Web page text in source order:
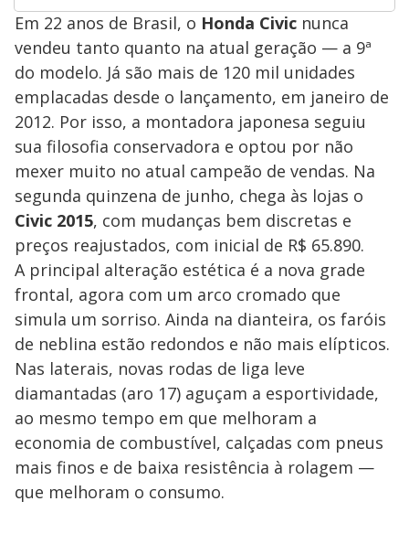
Em 22 anos de Brasil, o Honda Civic nunca
vendeu tanto quanto na atual geração — a 9ª
do modelo. Já são mais de 120 mil unidades
emplacadas desde o lançamento, em janeiro de
2012. Por isso, a montadora japonesa seguiu
sua filosofia conservadora e optou por não
mexer muito no atual campeão de vendas. Na
segunda quinzena de junho, chega às lojas o
Civic 2015, com mudanças bem discretas e
preços reajustados, com inicial de R$ 65.890.
A principal alteração estética é a nova grade
frontal, agora com um arco cromado que
simula um sorriso. Ainda na dianteira, os faróis
de neblina estão redondos e não mais elípticos.
Nas laterais, novas rodas de liga leve
diamantadas (aro 17) aguçam a esportividade,
ao mesmo tempo em que melhoram a
economia de combustível, calçadas com pneus
mais finos e de baixa resistência à rolagem —
que melhoram o consumo.